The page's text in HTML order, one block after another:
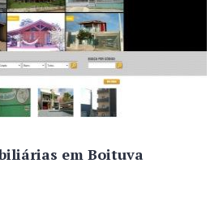
em Boituva